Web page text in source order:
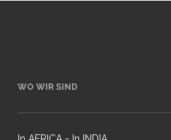
WO WIR SIND